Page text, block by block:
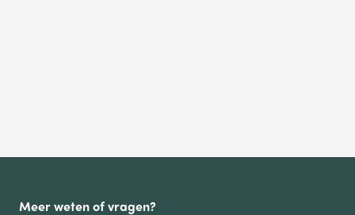
Meer weten of vragen?